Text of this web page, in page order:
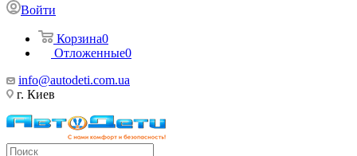
Войти
Корзина0
Отложенные0
info@autodeti.com.ua
г. Киев